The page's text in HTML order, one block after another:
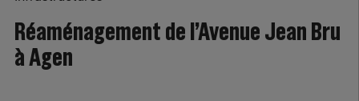
Réaménagement de l’Avenue Jean Bru
à Agen